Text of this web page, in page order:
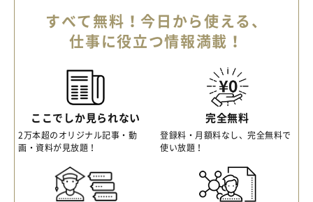
すべて無料！今日から使える、
仕事に役立つ情報満載！
ここでしか見られない
2万本超のオリジナル記事・動
画・資料が見放題！
完全無料
登録料・月額料なし、完全無料で
使い放題！